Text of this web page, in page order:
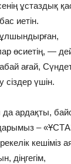
ұстаздық
иетін.
өсиетің, —
ағай,
үшін.
ардақты,
–
кешіміз
діңгегім,